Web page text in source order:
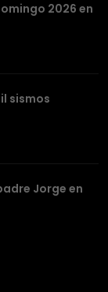
2026 en
sismos
Jorge en